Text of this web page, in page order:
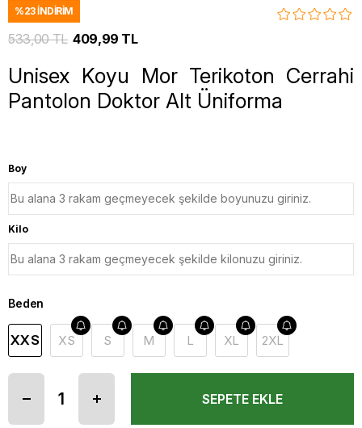
%23İNDIRIM
533,00 TL 409,99 TL
Unisex Koyu Mor Terikoton Cerrahi
Pantolon Doktor Alt Üniforma
Boy
Kilo
Beden
XXS XS S M L XL 2XL